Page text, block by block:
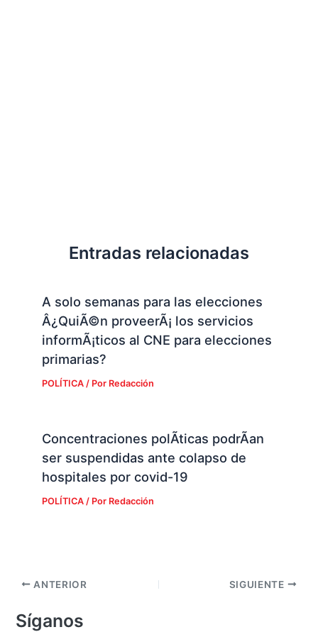
Entradas relacionadas
A solo semanas para las elecciones
Â¿QuiÃ©n proveerÃ¡ los servicios
informÃ¡ticos al CNE para elecciones
primarias?
POLÍTICA/ Por Redacción
Concentraciones polÃ­ticas podrÃ­an
ser suspendidas ante colapso de
hospitales por covid-19
POLÍTICA/ Por Redacción
ANTERIOR SIGUIENTE
Síganos